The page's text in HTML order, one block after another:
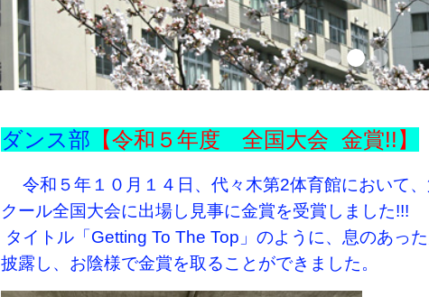
ダンス部 【令和５ 年度 全国大会 金賞!! 】
令和５年１０月１４日、代々木第2体育館において
クール全国大会に出場し見事に金賞を受賞しました!!! ‎
タイトル「Getting To The Top」のように、息のあっ
披露し、お陰様で金賞を取ることができました。 ‎